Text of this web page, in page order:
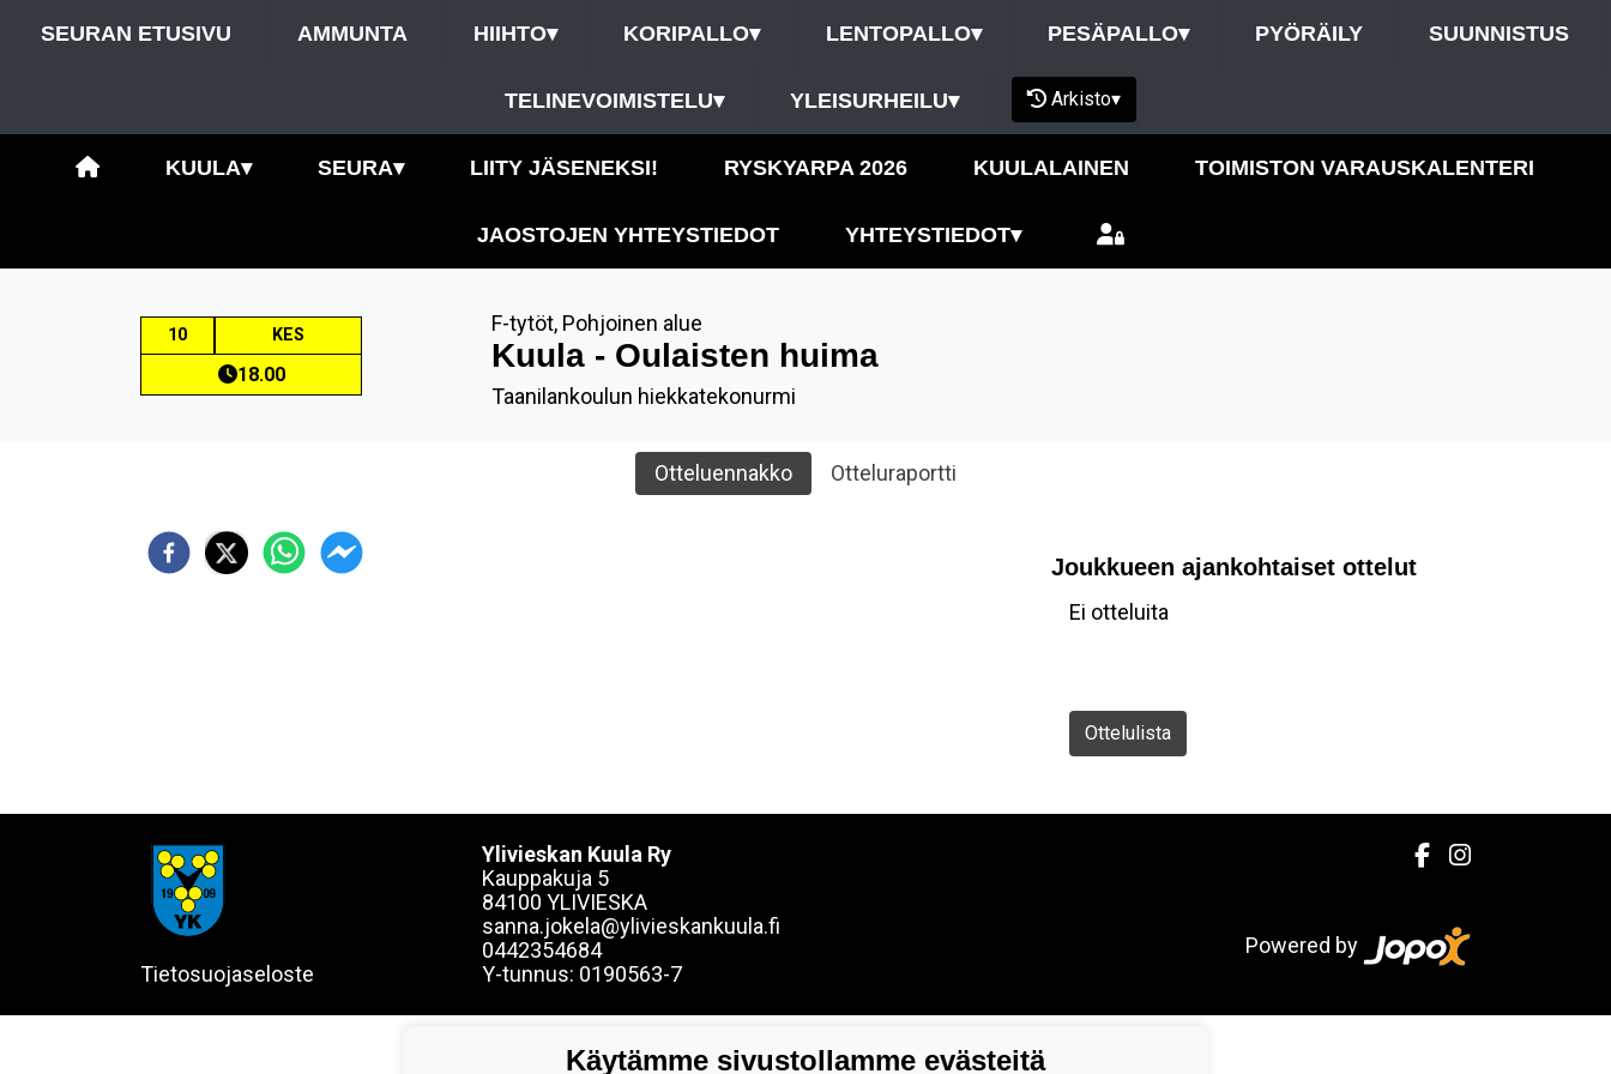
SEURAN ETUSIVU AMMUNTA HIIHTO▾ KORIPALLO▾ LENTOPALLO▾ PESÄPALLO▾ PYÖRÄILY SUUNNISTUS
TELINEVOIMISTELU▾ YLEISURHEILU▾ Arkisto▾
KUULA▾ SEURA▾ LIITY JÄSENEKSI! RYSKYARPA 2026 KUULALAINEN TOIMISTON VARAUSKALENTERI
JAOSTOJEN YHTEYSTIEDOT YHTEYSTIEDOT▾
10 KES
18.00
F-tytöt, Pohjoinen alue
Kuula - Oulaisten huima
Taanilankoulun hiekkatekonurmi
Otteluennakko Otteluraportti
Joukkueen ajankohtaiset ottelut
Ei otteluita
Ottelulista
Tietosuojaseloste
Ylivieskan Kuula Ry
Kauppakuja 5
84100 YLIVIESKA
sanna.jokela@ylivieskankuula.fi
0442354684
Y-tunnus: 0190563-7
Powered by
Käytämme sivustollamme evästeitä